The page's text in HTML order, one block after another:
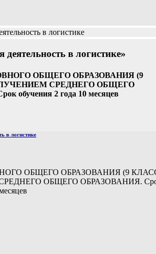
в логистике»
ОБЩЕГО ОБРАЗОВАНИЯ (9
СРЕДНЕГО ОБЩЕГО
обучения 2 года 10 месяцев
в логистике
ОБЩЕГО ОБРАЗОВАНИЯ (9
ОБЩЕГО ОБРАЗОВАНИЯ.